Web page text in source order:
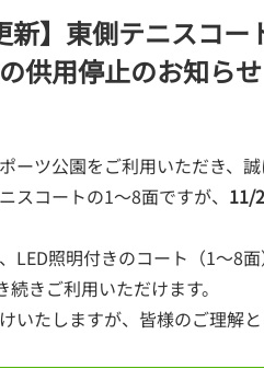
新】東側テニスコ
供用停止のお知ら
ーツ公園をご利用いただき、誠
スコートの1～8面ですが、 11/
LED照明付きのコート（1～8面
きご利用いただけます。
いたしますが、皆様のご理解